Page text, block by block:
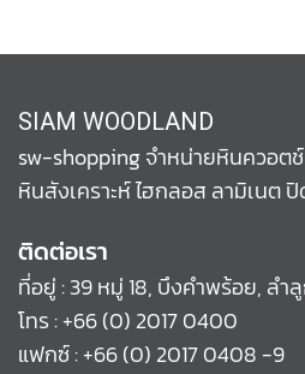
SIAM WOODLAND
sw-shopping จำหน่ายหินควอตช์
หินสังเคราะห์ ไฮกลอส ลามิเนต
ติดต่อเรา
ที่อยู่ : 39 หมู่ 18, บึงคำพร้อย, ลำ
โทร :+66 (0) 2017 0400
แฟกซ์ : +66 (0) 2017 0408 -9